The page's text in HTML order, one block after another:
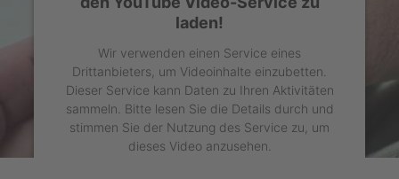
laden!
Wir verwenden einen Service eines
Drittanbieters, um Videoinhalte einzubetten.
Dieser Service kann Daten zu Ihren Aktivitäten
sammeln. Bitte lesen Sie die Details durch und
stimmen Sie der Nutzung des Service zu, um
dieses Video anzusehen.